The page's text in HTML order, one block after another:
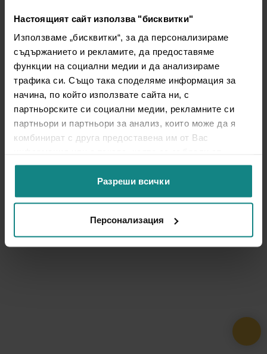
Настоящият сайт използва "бисквитки"
Използваме „бисквитки“, за да персонализираме
съдържанието и рекламите, да предоставяме
функции на социални медии и да анализираме
трафика си. Също така споделяме информация за
начина, по който използвате сайта ни, с
партньорските си социални медии, рекламните си
партньори и партньори за анализ, които може да я
комбинират с друга предоставена им от Вас
ползването от Ваша страна на услугите им.
Разреши всички
Персонализация